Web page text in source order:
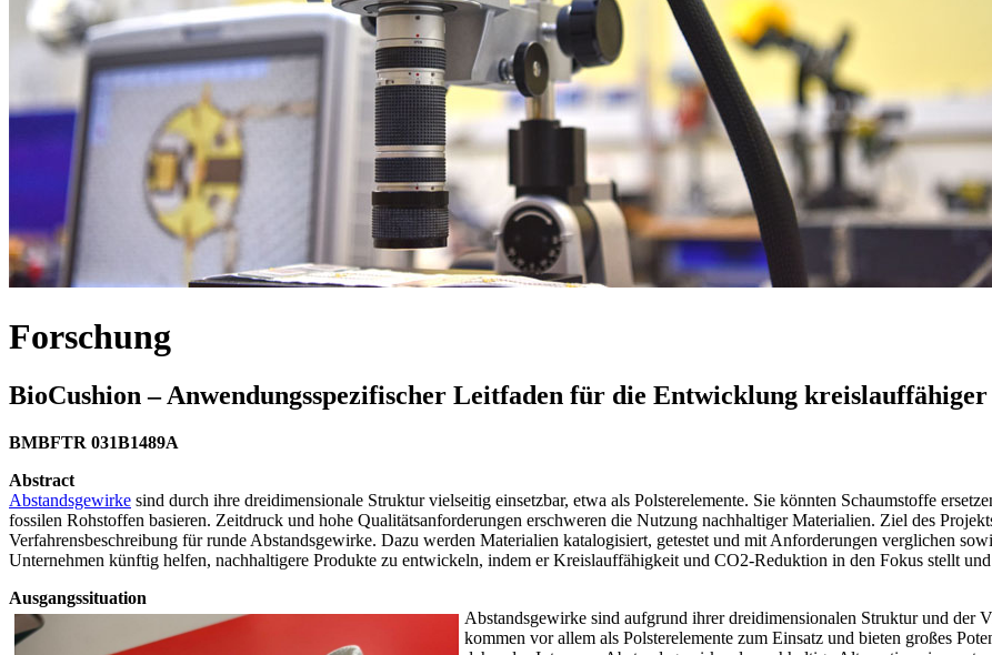
Forschung
BioCushion – Anwendungsspezifischer Leitfaden für die Entwicklung kreislauffähiger
BMBFTR 031B1489A
Abstract
Abstandsgewirke sind durch ihre dreidimensionale Struktur vielseitig einsetzbar, etwa als Polsterelemente. Sie könnten Schaumstoffe
fossilen Rohstoffen basieren. Zeitdruck und hohe Qualitätsanforderungen erschweren die Nutzung nachhaltiger Materialien. Ziel des
Verfahrensbeschreibung für runde Abstandsgewirke. Dazu werden Materialien katalogisiert, getestet und mit Anforderungen verglichen
Unternehmen künftig helfen, nachhaltigere Produkte zu entwickeln, indem er Kreislauffähigkeit und CO2-Reduktion in den Fokus stellt
Ausgangssituation
Abstandsgewirke sind aufgrund ihrer dreidimensionalen Struktur und der
kommen vor allem als Polsterelemente zum Einsatz und bieten großes